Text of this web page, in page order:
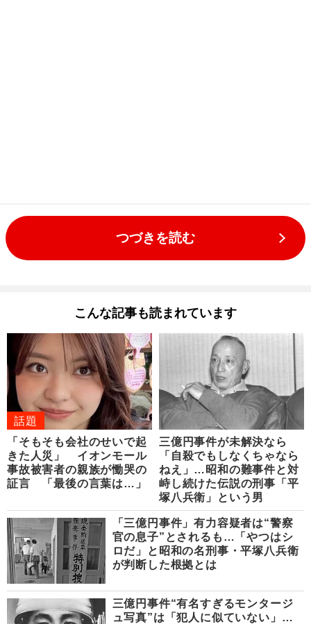
つづきを読む
こんな記事も読まれています
話題
「そもそも会社のせいで起
きた人災」 イオンモール
事故被害者の親族が慟哭の
証言 「最後の言葉は…」
三億円事件が未解決なら
「自殺でもしなくちゃなら
ねえ」…昭和の難事件と対
峙し続けた伝説の刑事「平
塚八兵衛」という男
「三億円事件」有力容疑者は“警察
官の息子”とされるも…「やつはシ
ロだ」と昭和の名刑事・平塚八兵衛
が判断した根拠とは
三億円事件“有名すぎるモンタージ
ュ写真”は「犯人に似ていない」…